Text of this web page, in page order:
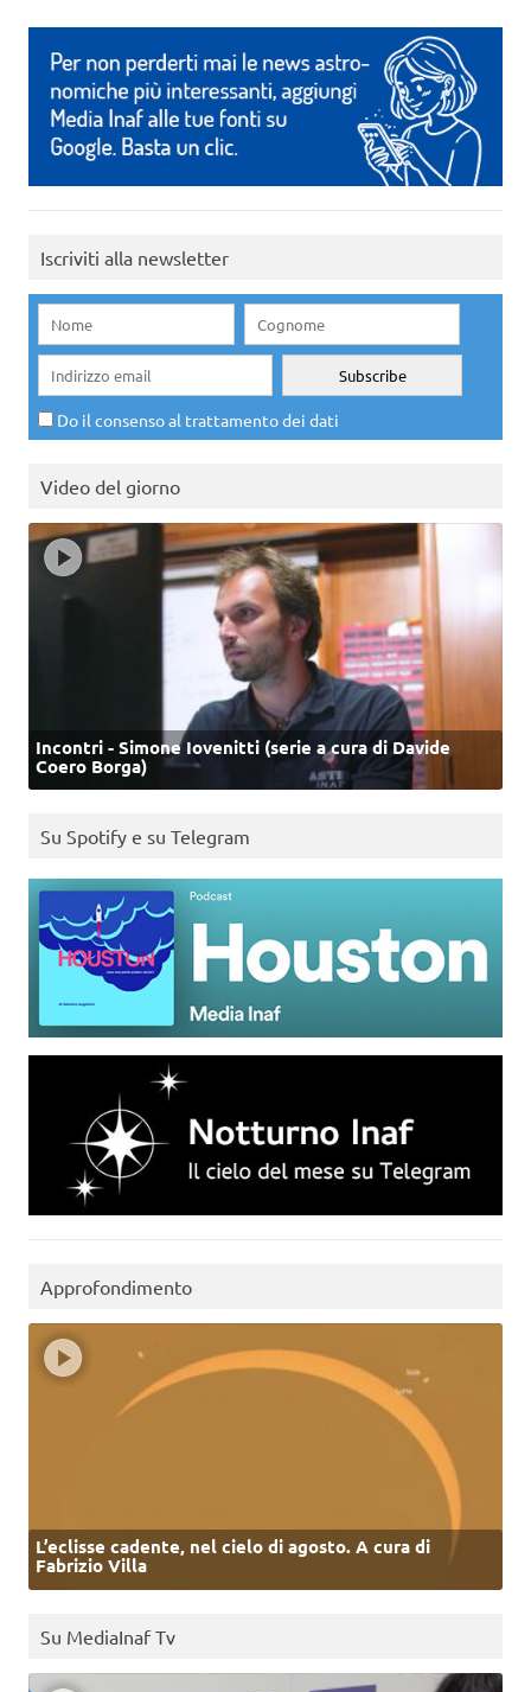
Iscriviti alla newsletter
Do il consenso al trattamento dei dati
Video del giorno
Incontri - Simone Iovenitti (serie a cura di Davide
Coero Borga)
Su Spotify e su Telegram
Approfondimento
L’eclisse cadente, nel cielo di agosto. A cura di
Fabrizio Villa
Su MediaInaf Tv